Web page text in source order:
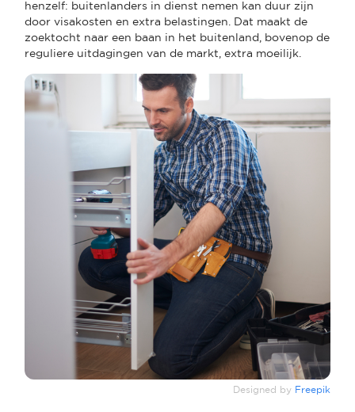
henzelf: buitenlanders in dienst nemen kan duur zijn
door visakosten en extra belastingen. Dat maakt de
zoektocht naar een baan in het buitenland, bovenop de
reguliere uitdagingen van de markt, extra moeilijk.
Designed by Freepik